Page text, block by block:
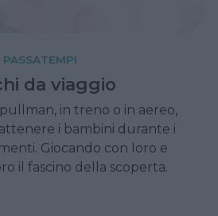
PASSATEMPI
da viaggio
in treno o in aereo,
i bambini durante i
Giocando con loro e
il fascino della scoperta.